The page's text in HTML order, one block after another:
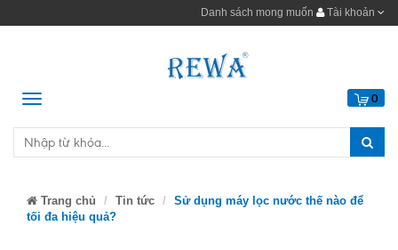
Danh sách mong muốn Tài khoản
Menu 0
Trang chủ Tin tức
Sử dụng máy lọc nước thế nào để
tối đa hiệu quả?